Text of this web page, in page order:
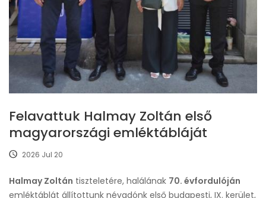
Felavattuk Halmay Zoltán első
magyarországi emléktábláját
2026 Jul 20
Halmay Zoltán tiszteletére, halálának 70. évfordulóján
emléktáblát állítottunk névadónk első budapesti, IX. kerület,